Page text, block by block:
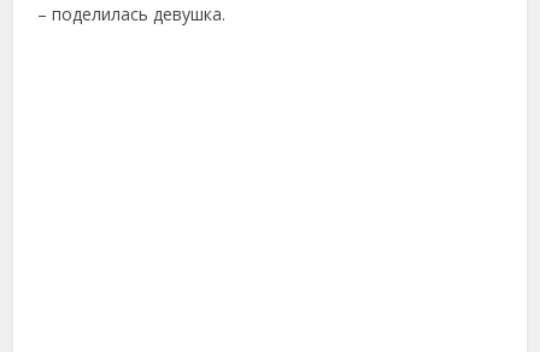
– поделилась девушка.